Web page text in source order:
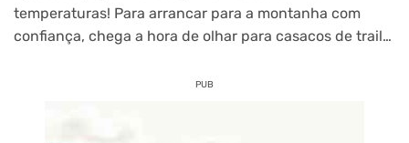
temperaturas! Para arrancar para a montanha com
confiança, chega a hora de olhar para casacos de trail…
PUB